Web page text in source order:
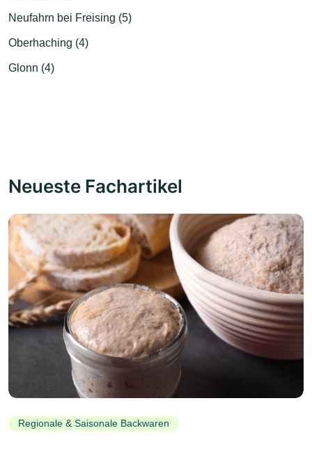
Neufahrn bei Freising (5)
Oberhaching (4)
Glonn (4)
Neueste Fachartikel
Regionale & Saisonale Backwaren